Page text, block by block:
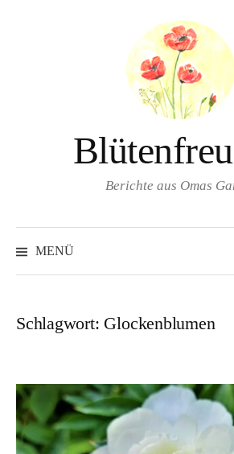
Berichte aus Omas
MENÜ
Schlagwort: Glockenblumen